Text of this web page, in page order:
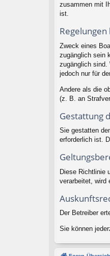
zusammen mit
ist.
Zweck eines
zugänglich sein
zugänglich sind.
jedoch nur für
Andere als die
(z. B. an
Gestattung
Sie gestatten
erforderlich ist.
Diese Richtlinie
verarbeitet, wird
Der Betreiber
Sie können